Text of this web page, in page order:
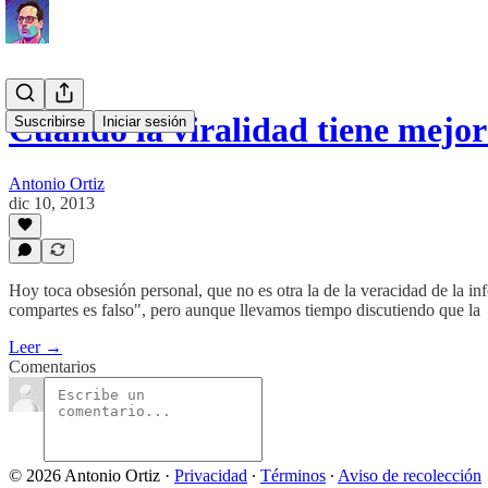
Suscribirse Iniciar sesión
Cuando la viralidad tiene
Antonio Ortiz
dic 10, 2013
Hoy toca obsesión personal, que no es otra la de la veracidad de la
compartes es falso", pero aunque llevamos tiempo discutiendo que la
Leer →
Comentarios
© 2026 Antonio Ortiz · Privacidad ∙ Términos ∙ Aviso de recolección